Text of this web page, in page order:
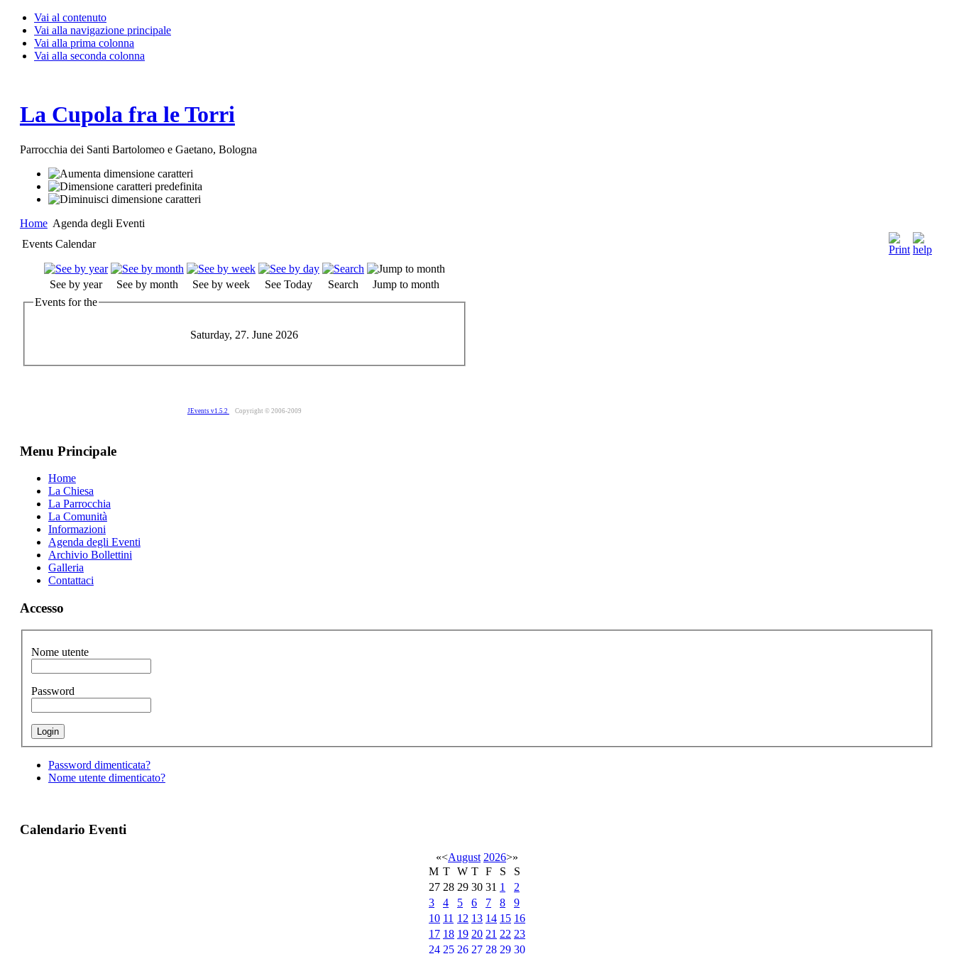
Vai al contenuto
Vai alla navigazione principale
Vai alla prima colonna
Vai alla seconda colonna
La Cupola fra le Torri
Parrocchia dei Santi Bartolomeo e Gaetano, Bologna
Home Agenda degli Eventi
Events Calendar
See by year See by month See by week See Today Search
Jump to month
Events for the
Saturday, 27. June 2026
JEvents v1.5.2 Copyright © 2006-2009
Menu Principale
Home
La Chiesa
La Parrocchia
La Comunità
Informazioni
Agenda degli Eventi
Archivio Bollettini
Galleria
Contattaci
Accesso
Nome utente
Password
Password dimenticata?
Nome utente dimenticato?
Calendario Eventi
«<August 2026>»
M T W T F S
S
27 28 29 30 31 1
2
3
4 5 6 7 8
9
10 11 12 13 14 15 16
17 18 19 20 21 22 23
24 25 26 27 28 29 30